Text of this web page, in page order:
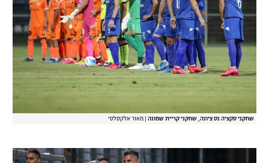
שחקני סקציה נס ציונה, שחקני קריית שמונה מאור אלקסלסי